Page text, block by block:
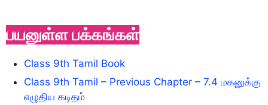
பயனுள்ள பக்கங்கள்
Class 9th Tamil Book
Class 9th Tamil – Previous Chapter – 7.4 மகனுக்கு
எழுதிய கடிதம்